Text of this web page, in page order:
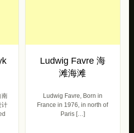
南
计
Ludwig Favre 海
滩海滩
Ludwig Favre, Born in
France in 1976, in north of
Paris […]